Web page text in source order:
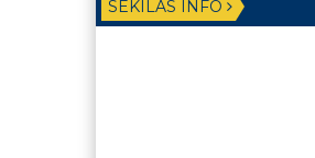
SEKILAS INFO